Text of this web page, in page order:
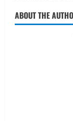
ABOUT THE